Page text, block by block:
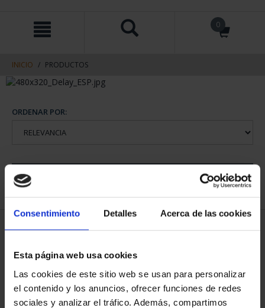
Consentimiento Detalles Acerca de las cookies
Esta página web usa cookies
Las cookies de este sitio web se usan para personalizar
el contenido y los anuncios, ofrecer funciones de redes
sociales y analizar el tráfico. Además, compartimos
contenido
navegacin
0
INICIO PRODUCTOS
ORDENAR POR:
1 Productos encontrados